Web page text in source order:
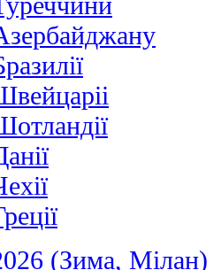
(Зима, Мілан)